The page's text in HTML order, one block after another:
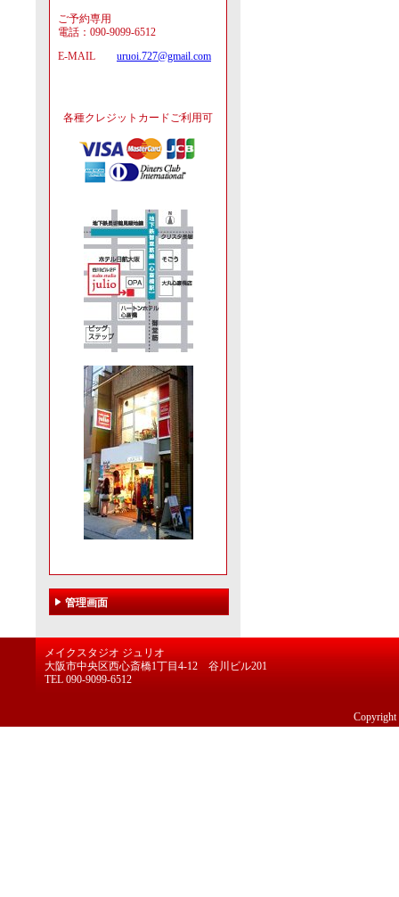
ご予約専用
電話：090-9099-6512
E-MAIL uruoi.727@gmail.com
各種クレジットカードご利用可
管理画面
メイクスタジオ ジュリオ
大阪市中央区西心斎橋1丁目4-12 谷川ビル201
TEL 090-9099-6512